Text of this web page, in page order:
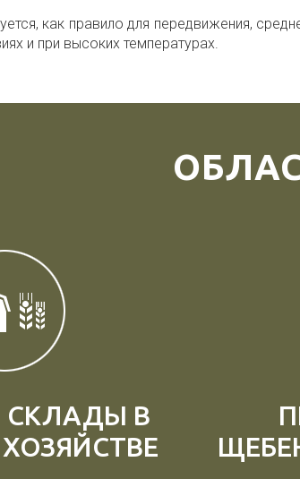
как правило для передвижения,
и при высоких температурах.
СКЛАДЫ В